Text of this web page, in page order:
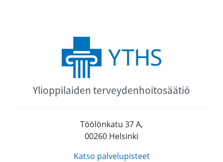
Ylioppilaiden terveydenhoitosäätiö
Töölönkatu 37 A,
00260 Helsinki
Katso palvelupisteet